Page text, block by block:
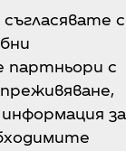
с
партньори с
за